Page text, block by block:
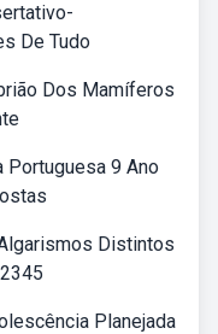
De Tudo
Dos Mamíferos
Portuguesa 9 Ano
Distintos
Planejada